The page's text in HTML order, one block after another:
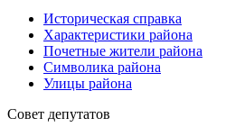
Историческая справка
Характеристики района
Почетные жители района
Символика района
Улицы района
Совет депутатов